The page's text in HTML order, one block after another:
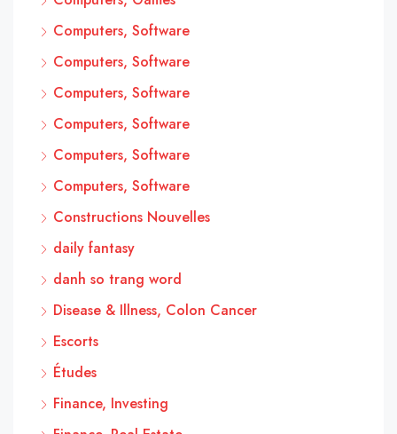
Computers, Software
Computers, Software
Computers, Software
Computers, Software
Computers, Software
Computers, Software
Constructions Nouvelles
daily fantasy
danh so trang word
Disease & Illness, Colon Cancer
Escorts
Études
Finance, Investing